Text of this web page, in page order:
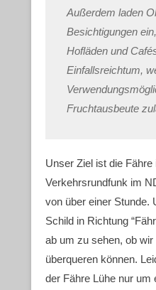
Außerdem laden
Besichtigungen
Hofläden und
Einfallsreichtum,
Fruchtausbeute
Unser Ziel ist die
Verkehrsrundfunk im
von über einer Stunde.
Schild in Richtung
ab um zu sehen, ob
überqueren können.
der Fähre Lühe nur um